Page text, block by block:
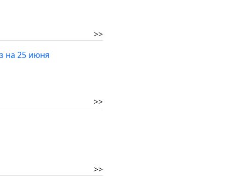
>>
на 25 июня
>>
>>